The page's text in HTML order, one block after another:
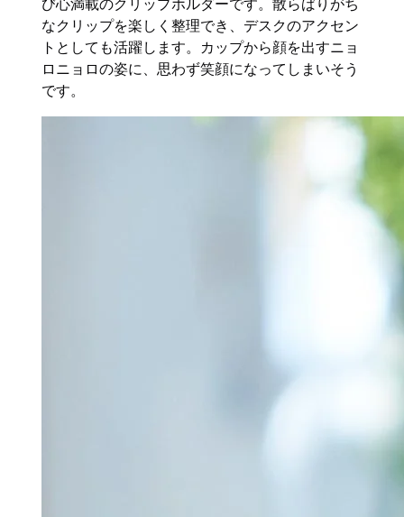
び心満載のクリップホルダーです。散らばりがち
なクリップを楽しく整理でき、デスクのアクセン
トとしても活躍します。カップから顔を出すニョ
ロニョロの姿に、思わず笑顔になってしまいそう
です。